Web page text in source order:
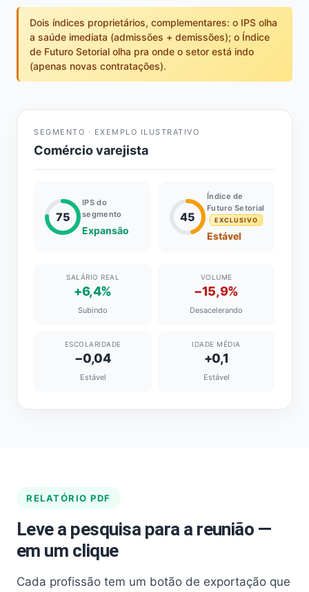
Dois índices proprietários, complementares: o IPS olha
a saúde imediata (admissões + demissões); o Índice
de Futuro Setorial olha pra onde o setor está indo
(apenas novas contratações).
SEGMENTO · EXEMPLO ILUSTRATIVO
Comércio varejista
75
IPS do
segmento
Expansão
45
Índice de
Futuro Setorial
EXCLUSIVO
Estável
SALÁRIO REAL
+6,4%
Subindo
VOLUME
−15,9%
Desacelerando
ESCOLARIDADE
−0,04
Estável
IDADE MÉDIA
+0,1
Estável
RELATÓRIO PDF
Leve a pesquisa para a reunião —
em um clique
Cada profissão tem um botão de exportação que